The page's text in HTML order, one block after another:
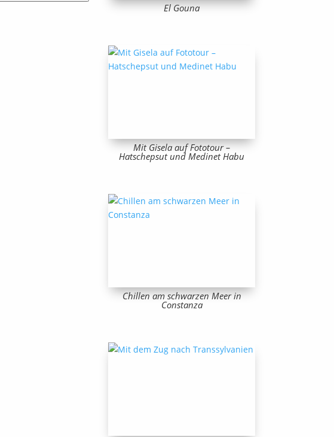
El Gouna
Mit Gisela auf Fototour –
Hatschepsut und Medinet Habu
Chillen am schwarzen Meer in
Constanza